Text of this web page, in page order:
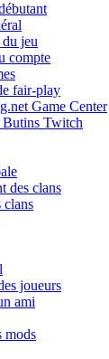
jeu
compte
fair-play
Game Center
Butins Twitch
des clans
clans
joueurs
ami
mods